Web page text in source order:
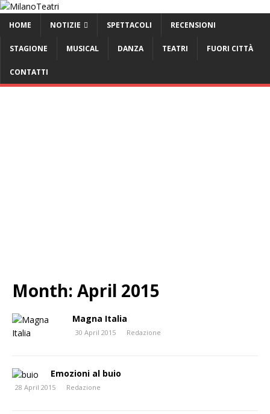
HOME NOTIZIE SPETTACOLI RECENSIONI
STAGIONE MUSICAL DANZA TEATRI FUORI CITTÀ
CONTATTI
Month: April 2015
Magna Italia
30 April 2015 Redazione
Emozioni al buio
28 April 2015 Redazione